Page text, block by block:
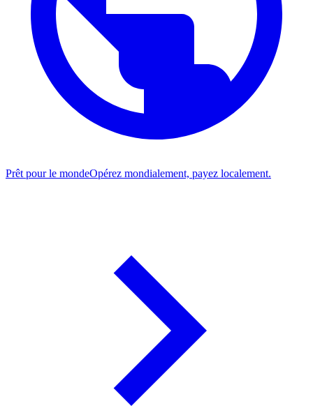
Prêt pour le mondeOpérez mondialement, payez localement.